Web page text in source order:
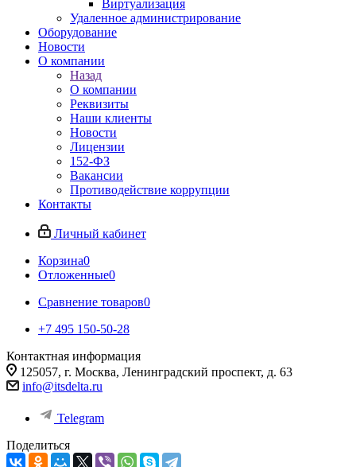
Виртуализация
Удаленное администрирование
Оборудование
Новости
О компании
Назад
О компании
Реквизиты
Наши клиенты
Новости
Лицензии
152-ФЗ
Вакансии
Противодействие коррупции
Контакты
Личный кабинет
Корзина0
Отложенные0
Сравнение товаров0
+7 495 150-50-28
Контактная информация
125057, г. Москва, Ленинградский проспект, д. 63
info@itsdelta.ru
Telegram
Поделиться